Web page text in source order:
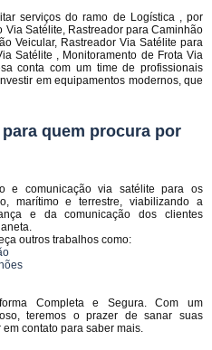
serviços do ramo de Logística , por
Satélite, Rastreador para Caminhão
Veicular, Rastreador Via Satélite para
Satélite , Monitoramento de Frota Via
conta com um time de profissionais
em equipamentos modernos, que
quem procura por
e comunicação via satélite para os
marítimo e terrestre, viabilizando a
e da comunicação dos clientes
outros trabalhos como:
Completa e Segura. Com um
teremos o prazer de sanar suas
contato para saber mais.